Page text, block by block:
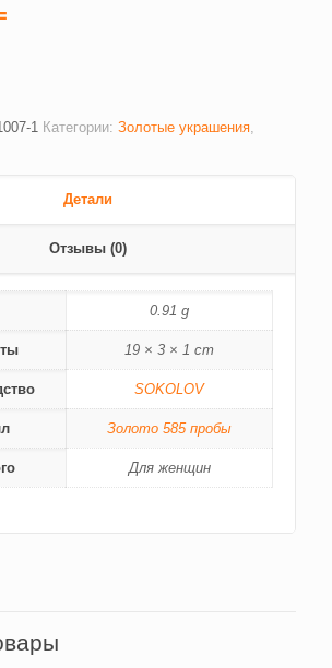
1 Категории: Золотые украшения
Детали
Отзывы (0)
0.91 g
19 × 3 × 1 cm
SOKOLOV
Золото 585 пробы
Для женщин